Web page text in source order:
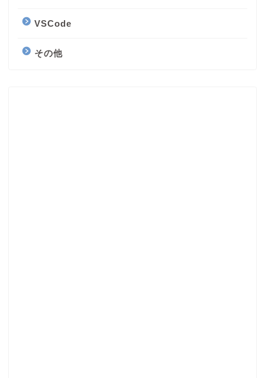
VSCode
その他